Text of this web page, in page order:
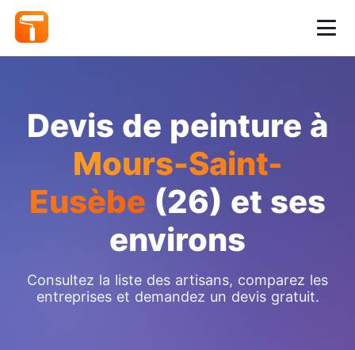
Devis de peinture à
Mours-Saint-
Eusèbe (26) et ses
environs
Consultez la liste des artisans, comparez les
entreprises et demandez un devis gratuit.